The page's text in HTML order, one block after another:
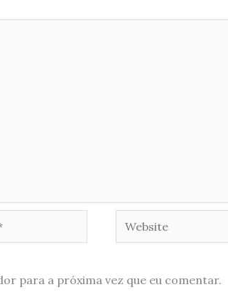
Website
para a próxima vez que eu comentar.